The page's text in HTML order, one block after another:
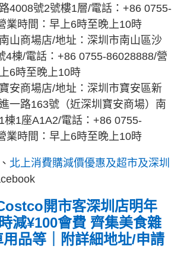
4008號2號樓1層/電話：+86 0755-
業時間：早上6時至晚上10時
山商場店/地址：深圳市南山區沙
4棟/電話：+86 0755-86028888/營
6時至晚上10時
安商場店/地址：深圳市寶安區新
一路163號（近深圳寶安商場）南
棟1座A1A2/電話：+86 0755-
業時間：早上6時至晚上10時
北上消費購減價優惠及超市及深圳
開市客深圳店明年
減¥100會費 齊集美食雜
品等｜附詳細地址/申請